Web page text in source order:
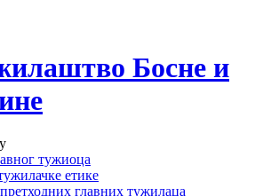
Босне и
тужиоца
етике
главних тужилаца